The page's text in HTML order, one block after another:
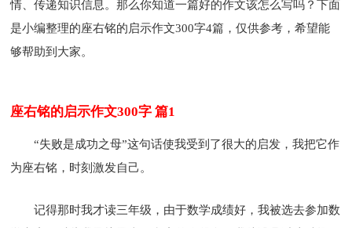
情、传递知识信息。那么你知道一篇好的作文该怎么写吗？下面
是小编整理的座右铭的启示作文300字4篇，仅供参考，希望能
够帮助到大家。
座右铭的启示作文300字 篇1
“失败是成功之母”这句话使我受到了很大的启发，我把它作
为座右铭，时刻激发自己。
记得那时我才读三年级，由于数学成绩好，我被选去参加数